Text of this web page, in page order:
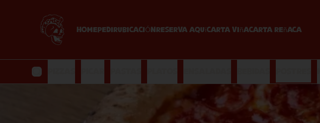
HOMEPEDIRUBICACIÓNReserva AquíCarta ViñaCarta Reñaca